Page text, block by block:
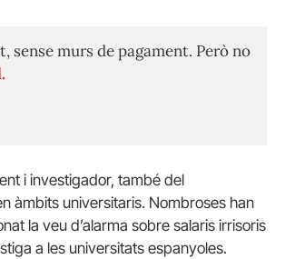
sense murs de pagament. Però no
i investigador, també del
àmbits universitaris. Nombroses han
la veu d’alarma sobre salaris irrisoris
a les universitats espanyoles.